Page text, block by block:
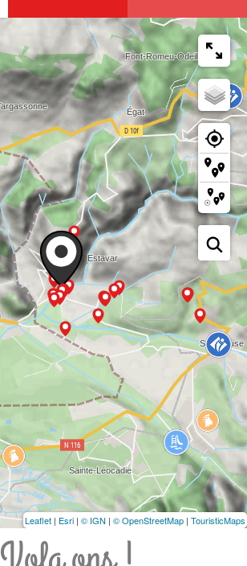
Leaflet | Esri | © IGN | © OpenStreetMap | TouristicMaps